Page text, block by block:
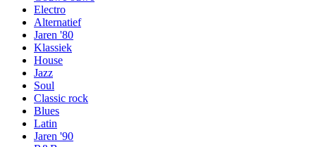
Electro
Alternatief
Jaren '80
Klassiek
House
Jazz
Soul
Classic rock
Blues
Latin
Jaren '90